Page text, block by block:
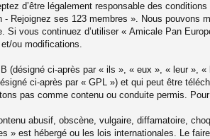
d’être légalement responsable des
- Rejoignez ses 123 membres ». Nous pouvons
Si vous continuez d’utiliser « Amicale Pan
ou modifications.
(désigné ci-après par « ils », « eux », « leur
ci-après par « GPL ») et qui peut être
pas comme contenu ou conduite permis.
abusif, obscène, vulgaire, diffamatoire,
» est hébergé ou les lois internationales. Le